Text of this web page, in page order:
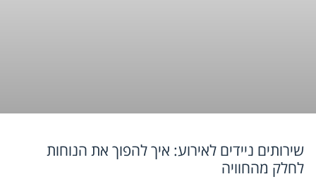
שירותים ניידים לאירוע: איך להפוך את הנוחות
לחלק מהחוויה